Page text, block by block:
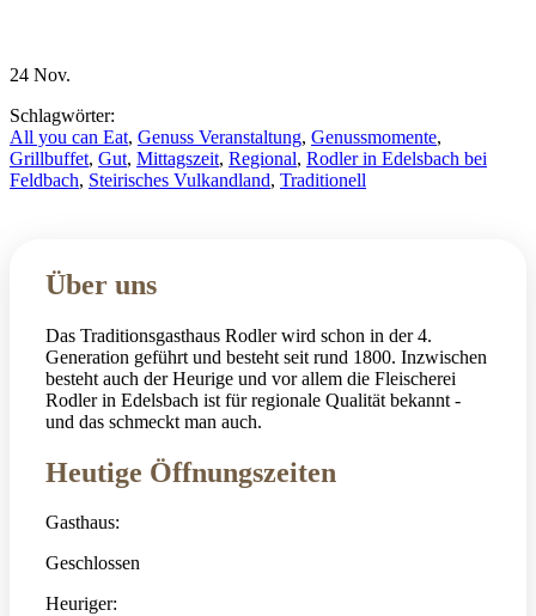
24 Nov.
Schlagwörter:
All you can Eat, Genuss Veranstaltung, Genussmomente,
Grillbuffet, Gut, Mittagszeit, Regional, Rodler in Edelsbach bei
Feldbach, Steirisches Vulkandland, Traditionell
Über uns
Das Traditionsgasthaus Rodler wird schon in der 4.
Generation geführt und besteht seit rund 1800. Inzwischen
besteht auch der Heurige und vor allem die Fleischerei
Rodler in Edelsbach ist für regionale Qualität bekannt -
und das schmeckt man auch.
Heutige Öffnungszeiten
Gasthaus:
Geschlossen
Heuriger: